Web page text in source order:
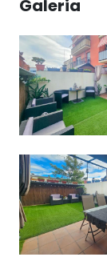
Galeria